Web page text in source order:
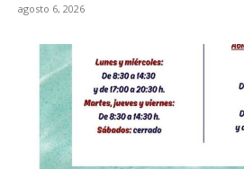
agosto 6, 2026